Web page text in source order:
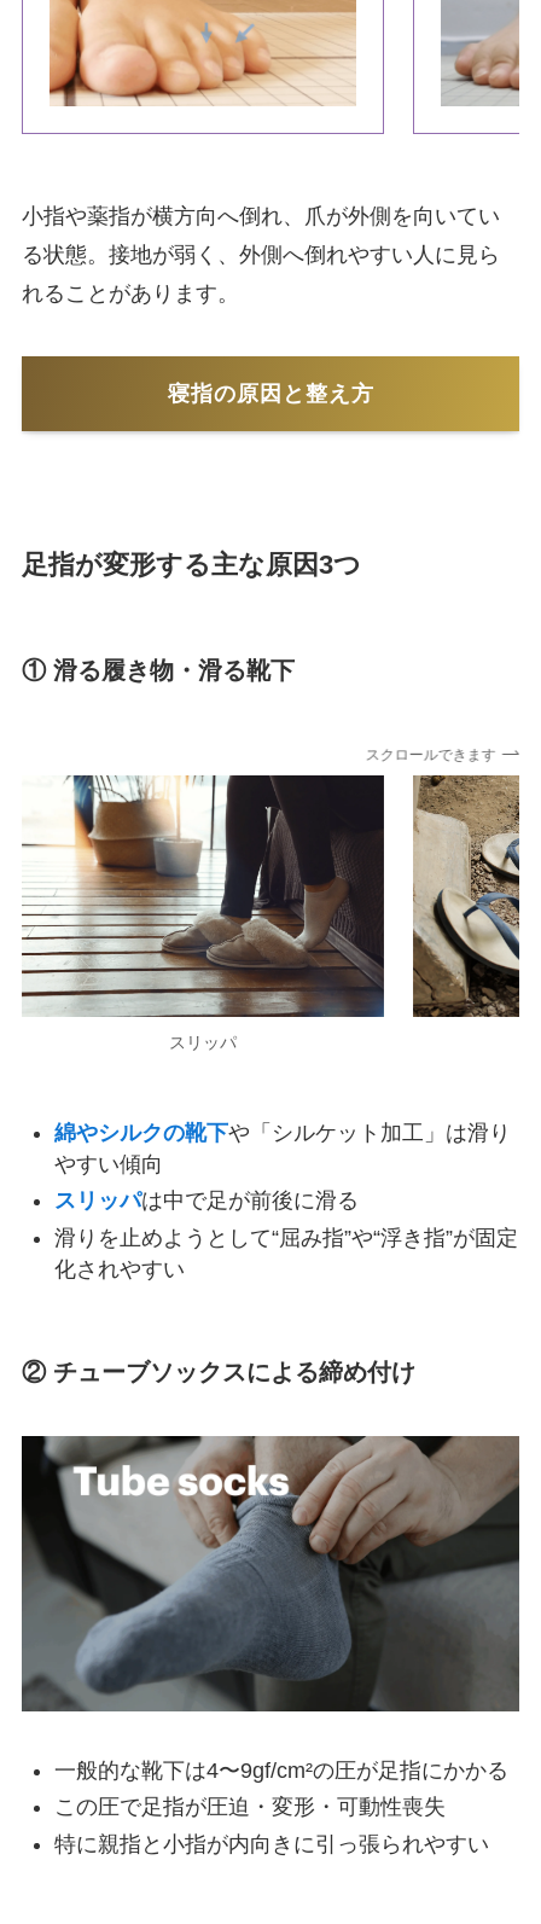
小指や薬指が横方向へ倒れ、爪が外側を向いてい
る状態。接地が弱く、外側へ倒れやすい人に見ら
れることがあります。
寝指の原因と整え方
足指が変形する主な原因3つ
① 滑る履き物・滑る靴下
スクロールできます
スリッパ
綿やシルクの靴下や「シルケット加工」は滑り
やすい傾向
スリッパは中で足が前後に滑る
滑りを止めようとして“屈み指”や“浮き指”が固定
化されやすい
② チューブソックスによる締め付け
一般的な靴下は4〜9gf/cm²の圧が足指にかかる
この圧で足指が圧迫・変形・可動性喪失
特に親指と小指が内向きに引っ張られやすい